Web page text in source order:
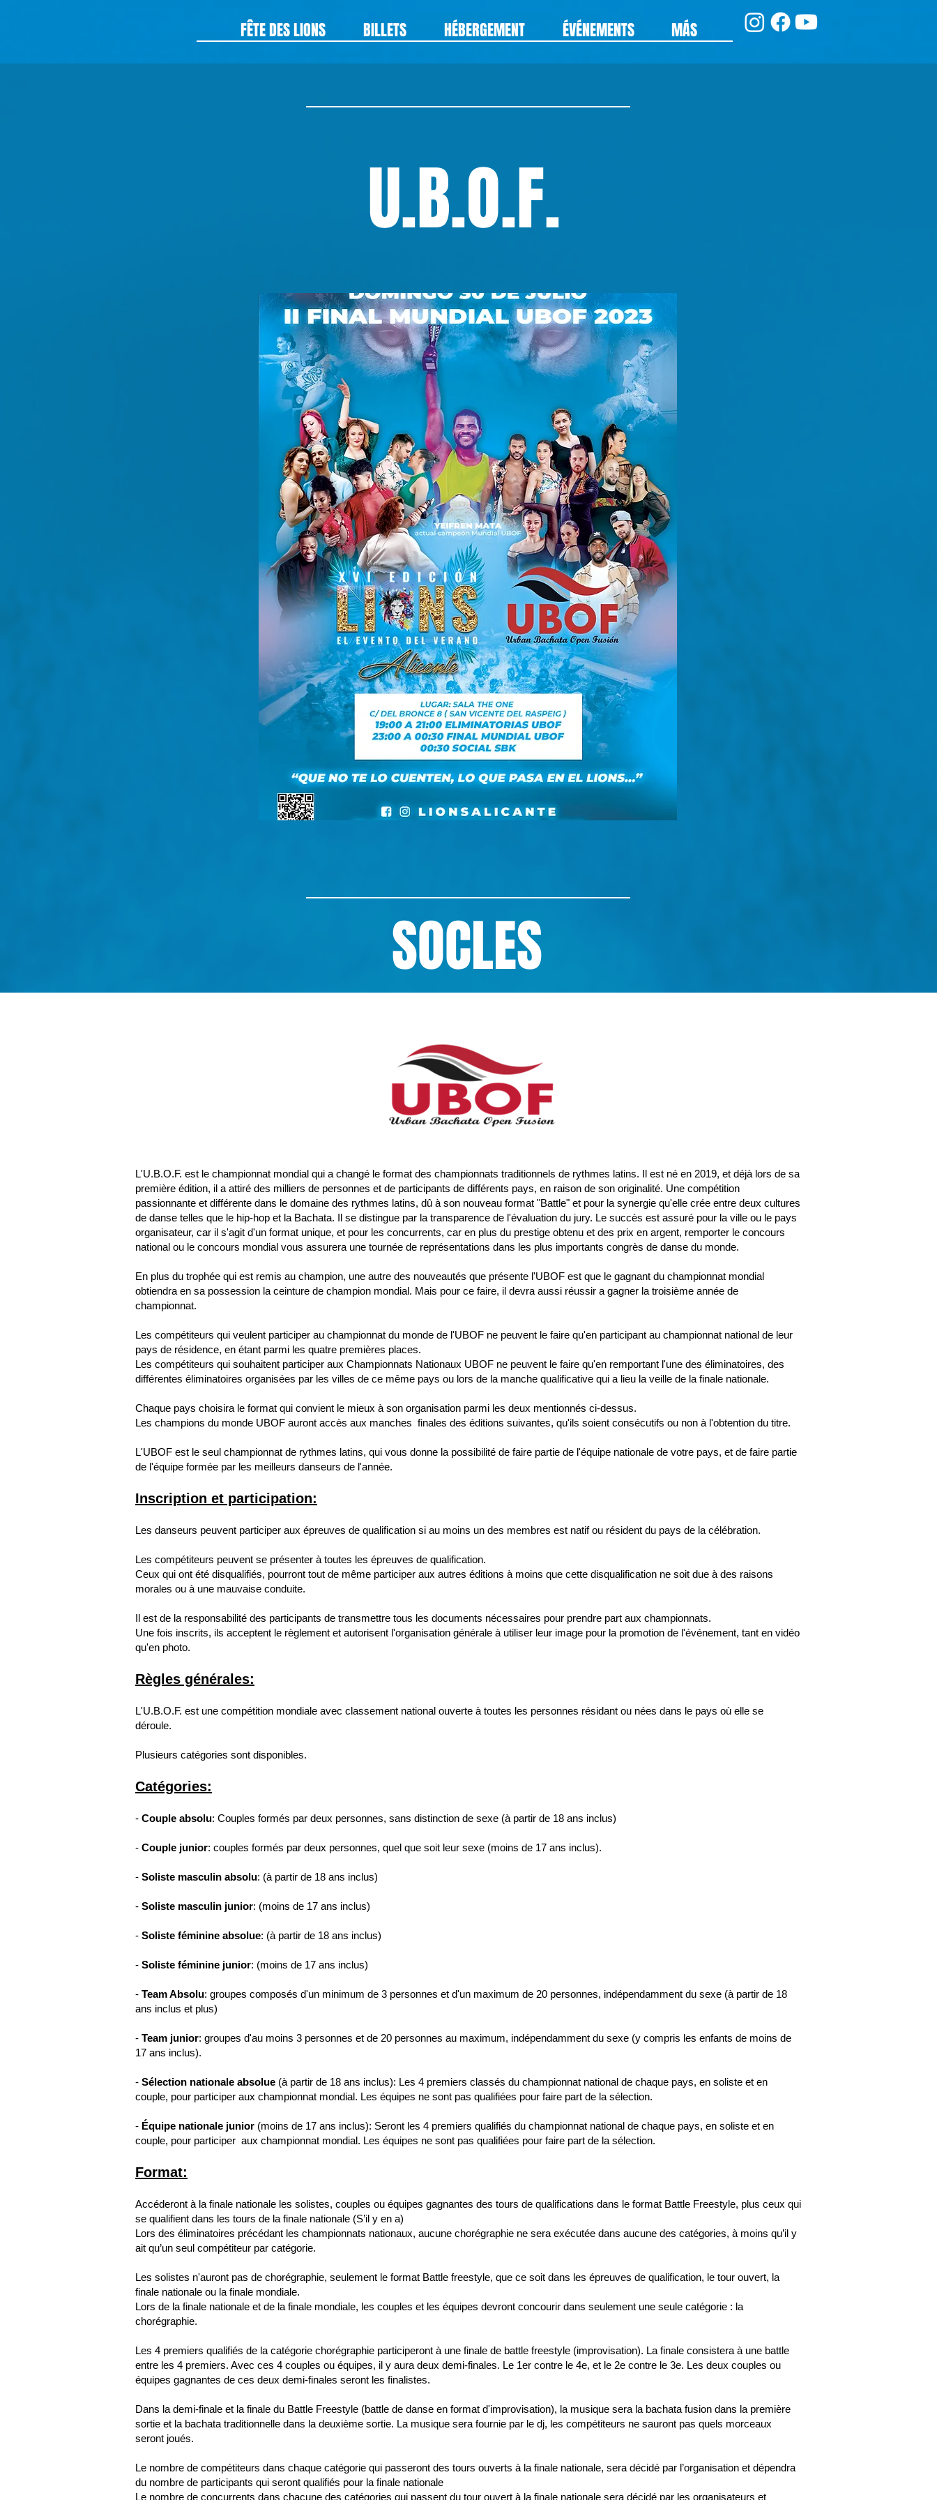
FÊTE DES LIONS BILLETS HÉBERGEMENT ÉVÉNEMENTS MÁS
U.B.O.F.
SOCLES
L'U.B.O.F. est le championnat mondial qui a changé le format des championnats traditionnels de rythmes latins. Il est né en 2019, et déjà lors de sa
première édition, il a attiré des milliers de personnes et de participants de différents pays, en raison de son originalité. Une compétition
passionnante et différente dans le domaine des rythmes latins, dû à son nouveau format "Battle" et pour la synergie qu'elle crée entre deux cultures
de danse telles que le hip-hop et la Bachata. Il se distingue par la transparence de l'évaluation du jury. Le succès est assuré pour la ville ou le pays
organisateur, car il s'agit d'un format unique, et pour les concurrents, car en plus du prestige obtenu et des prix en argent, remporter le concours
national ou le concours mondial vous assurera une tournée de représentations dans les plus importants congrès de danse du monde.
En plus du trophée qui est remis au champion, une autre des nouveautés que présente l'UBOF est que le gagnant du championnat mondial
obtiendra en sa possession la ceinture de champion mondial. Mais pour ce faire, il devra aussi réussir a gagner la troisième année de
championnat.
Les compétiteurs qui veulent participer au championnat du monde de l'UBOF ne peuvent le faire qu'en participant au championnat national de leur
pays de résidence, en étant parmi les quatre premières places.
Les compétiteurs qui souhaitent participer aux Championnats Nationaux UBOF ne peuvent le faire qu'en remportant l'une des éliminatoires, des
différentes éliminatoires organisées par les villes de ce même pays ou lors de la manche qualificative qui a lieu la veille de la finale nationale.
Chaque pays choisira le format qui convient le mieux à son organisation parmi les deux mentionnés ci-dessus.
Les champions du monde UBOF auront accès aux manches finales des éditions suivantes, qu'ils soient consécutifs ou non à l'obtention du titre.
L'UBOF est le seul championnat de rythmes latins, qui vous donne la possibilité de faire partie de l'équipe nationale de votre pays, et de faire partie
de l'équipe formée par les meilleurs danseurs de l'année.
Inscription et participation:
Les danseurs peuvent participer aux épreuves de qualification si au moins un des membres est natif ou résident du pays de la célébration.
Les compétiteurs peuvent se présenter à toutes les épreuves de qualification.
Ceux qui ont été disqualifiés, pourront tout de même participer aux autres éditions à moins que cette disqualification ne soit due à des raisons
morales ou à une mauvaise conduite.
Il est de la responsabilité des participants de transmettre tous les documents nécessaires pour prendre part aux championnats.
Une fois inscrits, ils acceptent le règlement et autorisent l'organisation générale à utiliser leur image pour la promotion de l'événement, tant en vidéo
qu'en photo.
Règles générales:
L'U.B.O.F. est une compétition mondiale avec classement national ouverte à toutes les personnes résidant ou nées dans le pays où elle se
déroule.
Plusieurs catégories sont disponibles.
Catégories:
- Couple absolu: Couples formés par deux personnes, sans distinction de sexe (à partir de 18 ans inclus)
- Couple junior: couples formés par deux personnes, quel que soit leur sexe (moins de 17 ans inclus).
- Soliste masculin absolu: (à partir de 18 ans inclus)
- Soliste masculin junior: (moins de 17 ans inclus)
- Soliste féminine absolue: (à partir de 18 ans inclus)
- Soliste féminine junior: (moins de 17 ans inclus)
- Team Absolu: groupes composés d'un minimum de 3 personnes et d'un maximum de 20 personnes, indépendamment du sexe (à partir de 18
ans inclus et plus)
- Team junior: groupes d'au moins 3 personnes et de 20 personnes au maximum, indépendamment du sexe (y compris les enfants de moins de
17 ans inclus).
- Sélection nationale absolue (à partir de 18 ans inclus): Les 4 premiers classés du championnat national de chaque pays, en soliste et en
couple, pour participer aux championnat mondial. Les équipes ne sont pas qualifiées pour faire part de la sélection.
- Équipe nationale junior (moins de 17 ans inclus): Seront les 4 premiers qualifiés du championnat national de chaque pays, en soliste et en
couple, pour participer aux championnat mondial. Les équipes ne sont pas qualifiées pour faire part de la sélection.
Format:
Accéderont à la finale nationale les solistes, couples ou équipes gagnantes des tours de qualifications dans le format Battle Freestyle, plus ceux qui
se qualifient dans les tours de la finale nationale (S’il y en a)
Lors des éliminatoires précédant les championnats nationaux, aucune chorégraphie ne sera exécutée dans aucune des catégories, à moins qu’il y
ait qu’un seul compétiteur par catégorie.
Les solistes n'auront pas de chorégraphie, seulement le format Battle freestyle, que ce soit dans les épreuves de qualification, le tour ouvert, la
finale nationale ou la finale mondiale.
Lors de la finale nationale et de la finale mondiale, les couples et les équipes devront concourir dans seulement une seule catégorie : la
chorégraphie.
Les 4 premiers qualifiés de la catégorie chorégraphie participeront à une finale de battle freestyle (improvisation). La finale consistera à une battle
entre les 4 premiers. Avec ces 4 couples ou équipes, il y aura deux demi-finales. Le 1er contre le 4e, et le 2e contre le 3e. Les deux couples ou
équipes gagnantes de ces deux demi-finales seront les finalistes.
Dans la demi-finale et la finale du Battle Freestyle (battle de danse en format d'improvisation), la musique sera la bachata fusion dans la première
sortie et la bachata traditionnelle dans la deuxième sortie. La musique sera fournie par le dj, les compétiteurs ne sauront pas quels morceaux
seront joués.
Le nombre de compétiteurs dans chaque catégorie qui passeront des tours ouverts à la finale nationale, sera décidé par l’organisation et dépendra
du nombre de participants qui seront qualifiés pour la finale nationale
Le nombre de concurrents dans chacune des catégories qui passent du tour ouvert à la finale nationale sera décidé par les organisateurs et